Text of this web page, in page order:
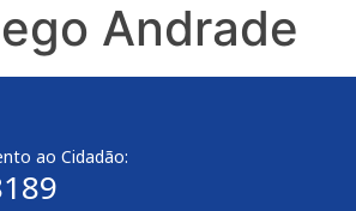
Andrade
ao Cidadão: